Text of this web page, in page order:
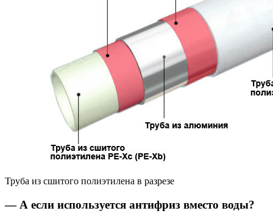
Труба из сшитого полиэтилена в разрезе
— А если используется антифриз вместо воды?